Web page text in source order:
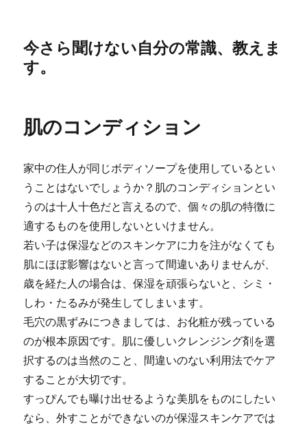
今さら聞けない自分の常識、教えま
す。
肌のコンディション
家中の住人が同じボディソープを使用しているとい
うことはないでしょうか？肌のコンディションとい
うのは十人十色だと言えるので、個々の肌の特徴に
適するものを使用しないといけません。
若い子は保湿などのスキンケアに力を注がなくても
肌にほぼ影響はないと言って間違いありませんが、
歳を経た人の場合は、保湿を頑張らないと、シミ・
しわ・たるみが発生してしまいます。
毛穴の黒ずみにつきましては、お化粧が残っている
のが根本原因です。肌に優しいクレンジング剤を選
択するのは当然のこと、間違いのない利用法でケア
することが大切です。
すっぴんでも曝け出せるような美肌をものにしたい
なら、外すことができないのが保湿スキンケアでは